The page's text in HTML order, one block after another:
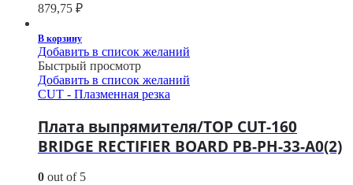
879,75 ₽
В корзину
Добавить в список желаний
Быстрый просмотр
Добавить в список желаний
CUT - Плазменная резка
Плата выпрямителя/TOP CUT-160
BRIDGE RECTIFIER BOARD PB-PH-33-A0(2)
0 out of 5